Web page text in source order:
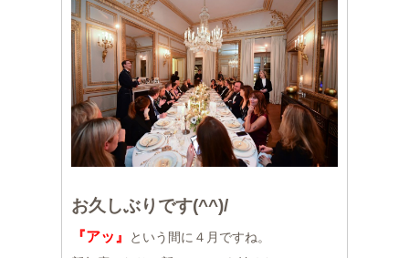
お久しぶりです(^^)/
『アッ』
という間に４月ですね。